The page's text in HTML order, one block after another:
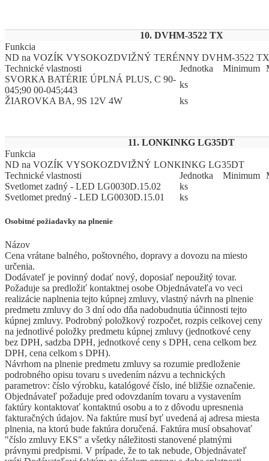
10. DVHM-3522 TX
Funkcia
ND na VOZÍK VYSOKOZDVIŽNÝ TERÉNNY DVHM-3522 TX
Technické vlastnosti
Jed­not­ka Mi­ni­mum
SVORKA BATÉRIE ÚPLNÁ PLUS, C 90-
045;90 00-045;443
ks
ŽIAROVKA BA, 9S 12V 4W
ks
11. LONKINKG LG35DT
Funkcia
ND na VOZÍK VYSOKOZDVIŽNÝ LONKINKG LG35DT
Technické vlastnosti
Jed­not­ka Mi­ni­mum
Svetlomet zadný - LED LG0030D.15.02
ks
Svetlomet predný - LED LG0030D.15.01
ks
Osobitné požiadavky na plnenie
Názov
Cena vrátane balného, poštovného, dopravy a dovozu na miesto
určenia.
Dodávateľ je povinný dodať nový, doposiaľ nepoužitý tovar.
Požaduje sa predložiť kontaktnej osobe Objednávateľa vo veci
realizácie naplnenia tejto kúpnej zmluvy, vlastný návrh na plnenie
predmetu zmluvy do 3 dní odo dňa nadobudnutia účinnosti tejto
kúpnej zmluvy. Podrobný položkový rozpočet, rozpis celkovej ceny
na jednotlivé položky predmetu kúpnej zmluvy (jednotkové ceny
bez DPH, sadzba DPH, jednotkové ceny s DPH, cena celkom bez
DPH, cena celkom s DPH).
Návrhom na plnenie predmetu zmluvy sa rozumie predloženie
podrobného opisu tovaru s uvedením názvu a technických
parametrov: číslo výrobku, katalógové číslo, iné bližšie označenie.
Objednávateľ požaduje pred odovzdaním tovaru a vystavením
faktúry kontaktovať kontaktnú osobu a to z dôvodu upresnenia
fakturačných údajov. Na faktúre musí byť uvedená aj adresa miesta
plnenia, na ktorú bude faktúra doručená. Faktúra musí obsahovať
"číslo zmluvy EKS" a všetky náležitosti stanovené platnými
právnymi predpismi. V prípade, že to tak nebude, Objednávateľ